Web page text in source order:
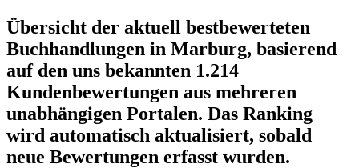
Übersicht der aktuell bestbewerteten
Buchhandlungen in Marburg, basierend
auf den uns bekannten 1.214
Kundenbewertungen aus mehreren
unabhängigen Portalen. Das Ranking
wird automatisch aktualisiert, sobald
neue Bewertungen erfasst wurden.